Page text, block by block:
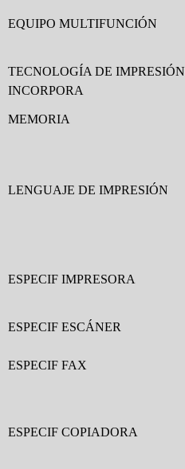
EQUIPO MULTIFUNCIÓN
TECNOLOGÍA DE IMPRESIÓN
INCORPORA
MEMORIA
LENGUAJE DE IMPRESIÓN
ESPECIF IMPRESORA
ESPECIF ESCÁNER
ESPECIF FAX
ESPECIF COPIADORA